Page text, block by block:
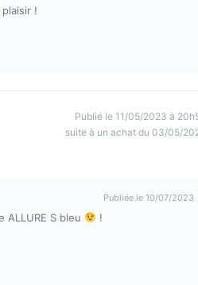
!
Publié le 11/05/2023 à
suite à un achat du 03/05/
Publiée le 10/07/2023
S bleu !